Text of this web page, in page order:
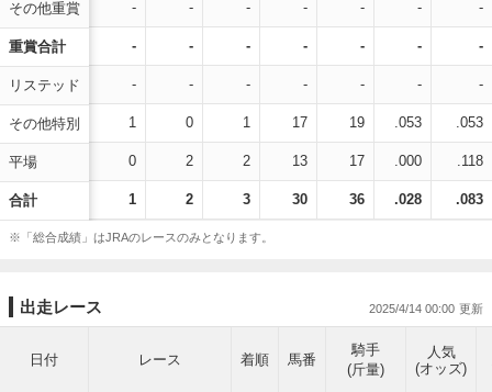
その他重賞
重賞合計
リステッド
その他特別
平場
合計
- - - - - - -
- - - - - - -
- - - - - - -
1 0 1 17 19 .053 .053
0 2 2 13 17 .000 .118
1 2 3 30 36 .028 .083
※「総合成績」はJRAのレースのみとなります。
出走レース 2025/4/14 00:00
日付 レース 着順 馬番
騎手
(斤量)
人気
(オッズ)